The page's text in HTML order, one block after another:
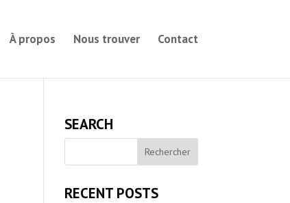
À propos Nous trouver Contact
SEARCH
RECENT POSTS